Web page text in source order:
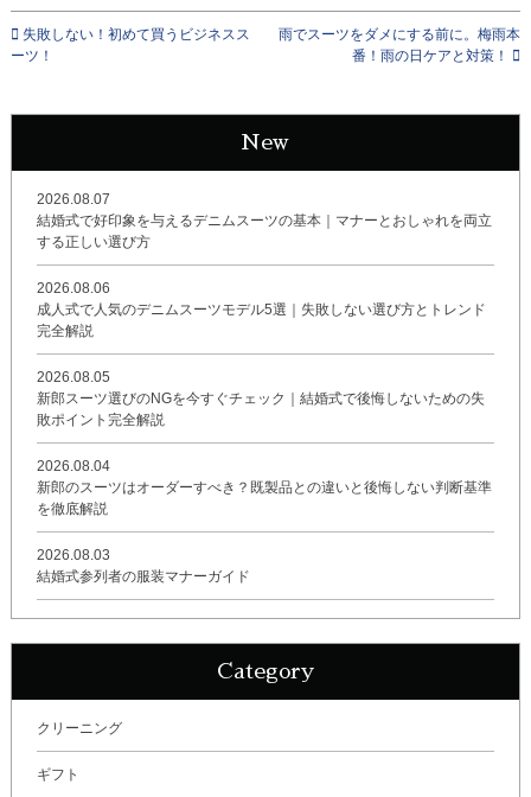
失敗しない！初めて買うビジネスス
ーツ！
雨でスーツをダメにする前に。梅雨本
番！雨の日ケアと対策！
New
2026.08.07
結婚式で好印象を与えるデニムスーツの基本｜マナーとおしゃれを両立
する正しい選び方
2026.08.06
成人式で人気のデニムスーツモデル5選｜失敗しない選び方とトレンド
完全解説
2026.08.05
新郎スーツ選びのNGを今すぐチェック｜結婚式で後悔しないための失
敗ポイント完全解説
2026.08.04
新郎のスーツはオーダーすべき？既製品との違いと後悔しない判断基準
を徹底解説
2026.08.03
結婚式参列者の服装マナーガイド
Category
クリーニング
ギフト